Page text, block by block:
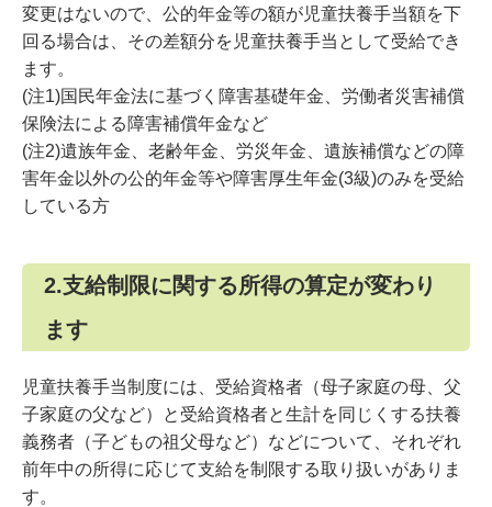
変更はないので、公的年金等の額が児童扶養手当額を下
回る場合は、その差額分を児童扶養手当として受給でき
ます。
(注1)国民年金法に基づく障害基礎年金、労働者災害補償
保険法による障害補償年金など
(注2)遺族年金、老齢年金、労災年金、遺族補償などの障
害年金以外の公的年金等や障害厚生年金(3級)のみを受給
している方
2.支給制限に関する所得の算定が変わり
ます
児童扶養手当制度には、受給資格者（母子家庭の母、父
子家庭の父など）と受給資格者と生計を同じくする扶養
義務者（子どもの祖父母など）などについて、それぞれ
前年中の所得に応じて支給を制限する取り扱いがありま
す。